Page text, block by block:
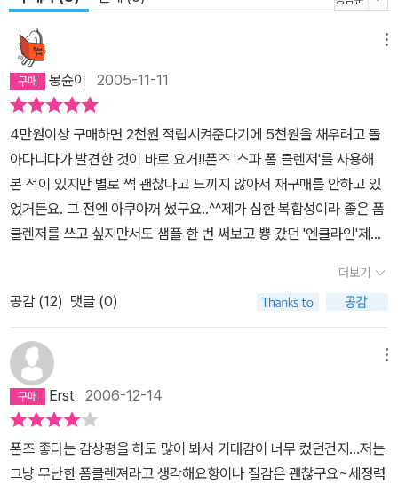
몽슌이 2005-11-11
4만원이상 구매하면 2천원 적립시켜준다기에 5천원을 채우려고 돌
아다니다가 발견한 것이 바로 요거!!폰즈 '스파 폼 클렌저'를 사용해
본 적이 있지만 별로 썩 괜찮다고 느끼지 않아서 재구매를 안하고 있
었거든요. 그 전엔 아쿠아꺼 썼구요..^^제가 심한 복합성이라 좋은 폼
클렌저를 쓰고 싶지만서도 샘플 한 번 써보고 뿅 갔던 '엔클라인'제품
한 몇 제품을 시범적으로 써봐야겠다고 마음 먹고 샀는데, 이 제품 정
말 괜찮네요.일단 찬 물에도 거품이 잘 일어나고 향도 상큼하구요~세
수하고 난 뒤에는 얼굴이 말랑말랑해진 느낌이 들거든요.ㅎ보통 미용
비누나 그 전에 썼던 폼 클렌저는 한창 건조할 이 무렵에는 항상 당기
는 느낌을 주곤 했는데..이건 딱히 당기지도 않구요. 그런데도 얼굴의
기름기는 말끔히 씻긴 듯 개운해서 내심 성공했다는 뿌듯함을 느꼈
죠..ㅎㅎ완벽한 촉촉함에 몇 만원하는 제품들보다 훨~~씬 낫다는 생
각이 들어요..^^
더보기
공감 (12) 댓글 (0)
Erst 2006-12-14
폰즈 좋다는 감상평을 하도 많이 봐서 기대감이 너무 컸던건지...저는
그냥 무난한 폼클렌져라고 생각해요향이나 질감은 괜찮구요~세정력